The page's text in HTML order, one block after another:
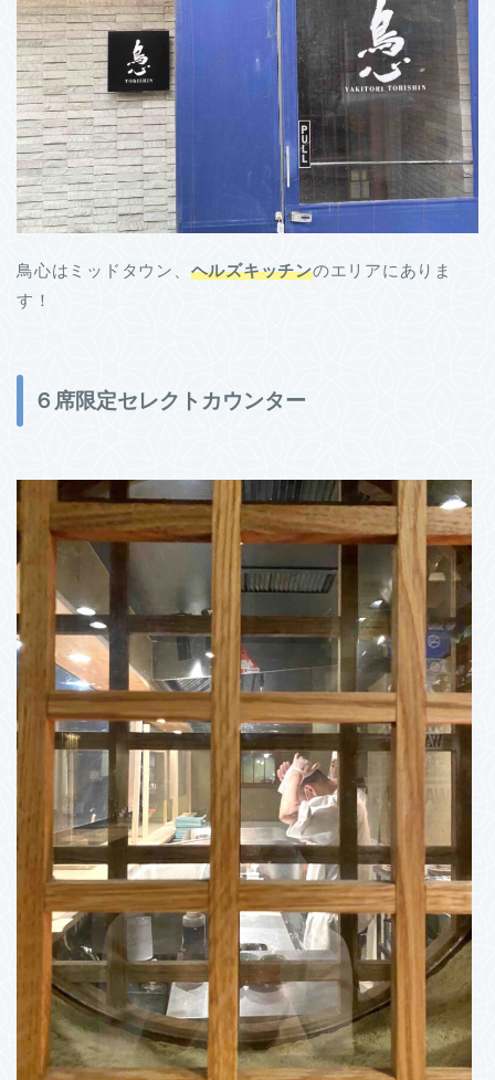
鳥心はミッドタウン、 ヘルズキッチンのエリアにありま
す！
６席限定セレクトカウンター